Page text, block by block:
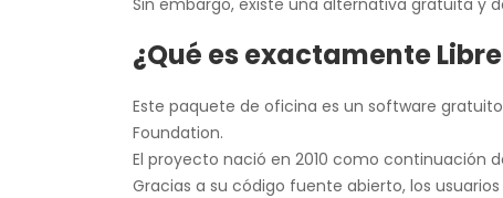
Sin embargo, existe una alternativa gratuita y
¿Qué es exactamente
Este paquete de oficina es un software
Foundation.
El proyecto nació en 2010 como continuación
Gracias a su código fuente abierto, los